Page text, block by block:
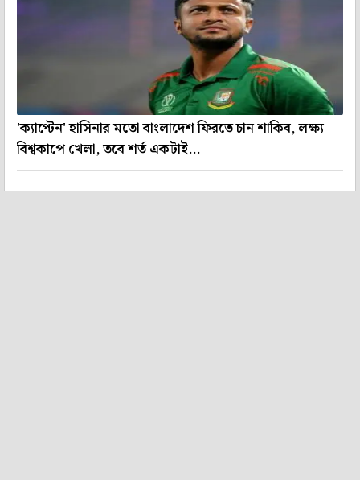
'ক্যাপ্টেন' হাসিনার মতো বাংলাদেশ ফিরতে চান শাকিব, লক্ষ্য
বিশ্বকাপে খেলা, তবে শর্ত একটাই...